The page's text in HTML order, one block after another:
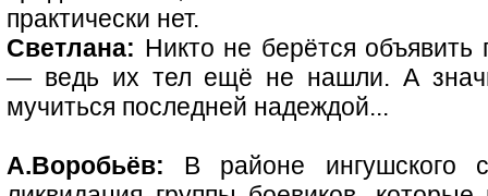
практически нет.
Светлана: Никто не берётся
— ведь их тел ещё не нашли. А
мучиться последней надеждой...
А.Воробьёв: В районе ингушского